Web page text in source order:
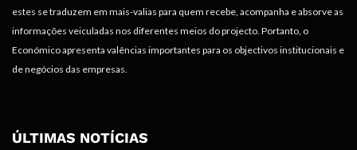
estes se traduzem em mais-valias para quem recebe, acompanha e absorve as
informações veiculadas nos diferentes meios do projecto. Portanto, o
Económico apresenta valências importantes para os objectivos institucionais e
de negócios das empresas.
ÚLTIMAS NOTÍCIAS